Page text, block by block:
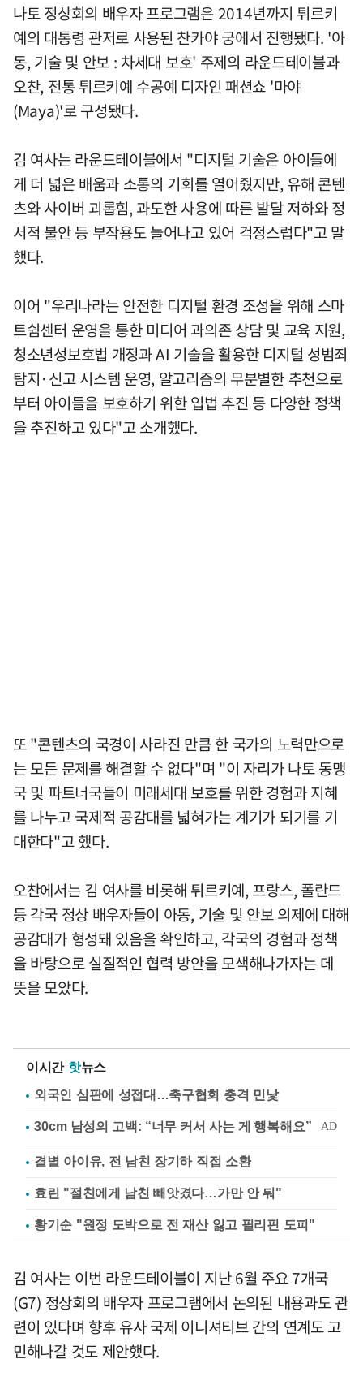
나토 정상회의 배우자 프로그램은 2014년까지 튀르키
예의 대통령 관저로 사용된 찬카야 궁에서 진행됐다. '아
동, 기술 및 안보 : 차세대 보호' 주제의 라운드테이블과
오찬, 전통 튀르키예 수공예 디자인 패션쇼 '마야
(Maya)'로 구성됐다.
김 여사는 라운드테이블에서 "디지털 기술은 아이들에
게 더 넓은 배움과 소통의 기회를 열어줬지만, 유해 콘텐
츠와 사이버 괴롭힘, 과도한 사용에 따른 발달 저하와 정
서적 불안 등 부작용도 늘어나고 있어 걱정스럽다"고 말
했다.
이어 "우리나라는 안전한 디지털 환경 조성을 위해 스마
트쉼센터 운영을 통한 미디어 과의존 상담 및 교육 지원,
청소년성보호법 개정과 AI 기술을 활용한 디지털 성범죄
탐지·신고 시스템 운영, 알고리즘의 무분별한 추천으로
부터 아이들을 보호하기 위한 입법 추진 등 다양한 정책
을 추진하고 있다"고 소개했다.
또 "콘텐츠의 국경이 사라진 만큼 한 국가의 노력만으로
는 모든 문제를 해결할 수 없다"며 "이 자리가 나토 동맹
국 및 파트너국들이 미래세대 보호를 위한 경험과 지혜
를 나누고 국제적 공감대를 넓혀가는 계기가 되기를 기
대한다"고 했다.
오찬에서는 김 여사를 비롯해 튀르키예, 프랑스, 폴란드
등 각국 정상 배우자들이 아동, 기술 및 안보 의제에 대해
공감대가 형성돼 있음을 확인하고, 각국의 경험과 정책
을 바탕으로 실질적인 협력 방안을 모색해나가자는 데
뜻을 모았다.
이시간 핫뉴스
외국인 심판에 성접대…축구협회 충격 민낯
결별 아이유, 전 남친 장기하 직접 소환
효린 "절친에게 남친 빼앗겼다…가만 안 둬"
황기순 "원정 도박으로 전 재산 잃고 필리핀 도피"
김 여사는 이번 라운드테이블이 지난 6월 주요 7개국
(G7) 정상회의 배우자 프로그램에서 논의된 내용과도 관
련이 있다며 향후 유사 국제 이니셔티브 간의 연계도 고
민해나갈 것도 제안했다.